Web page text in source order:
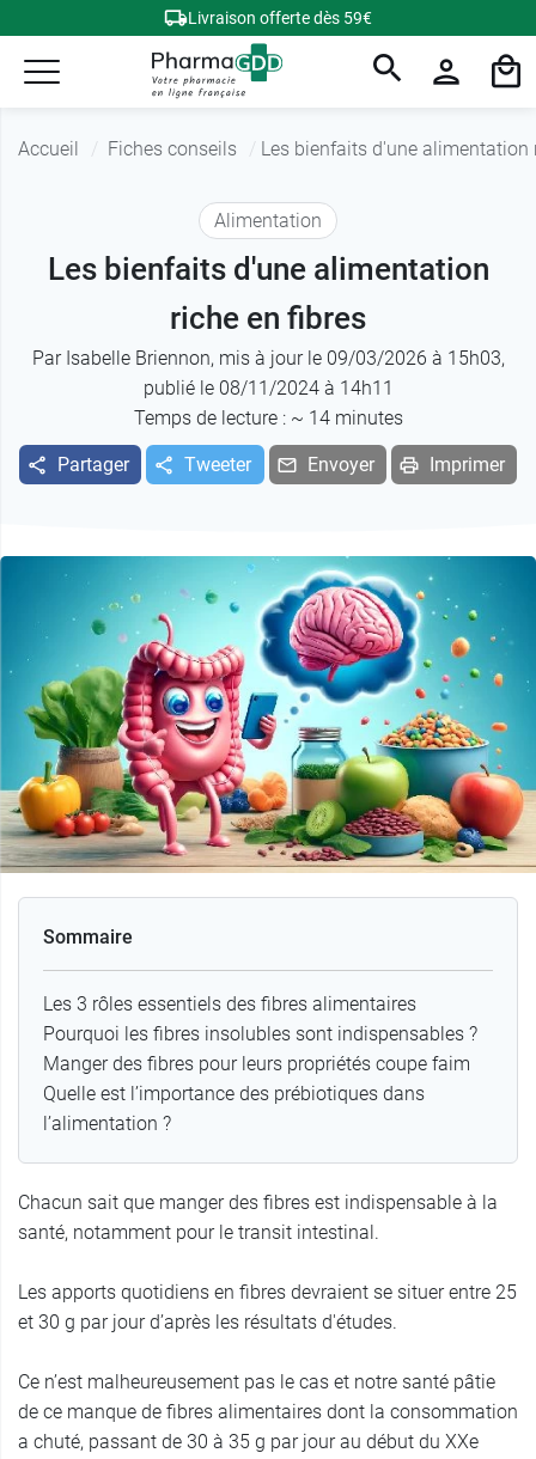
Livraison offerte dès 59€
Accueil Fiches conseils Les bienfaits d'une alimentation
Alimentation
Les bienfaits d'une alimentation
riche en fibres
Par Isabelle Briennon, mis à jour le 09/03/2026 à 15h03,
publié le 08/11/2024 à 14h11
Temps de lecture : ~ 14minutes
Partager Tweeter Envoyer Imprimer
Sommaire
Les 3 rôles essentiels des fibres alimentaires
Pourquoi les fibres insolubles sont indispensables ?
Manger des fibres pour leurs propriétés coupe faim
Quelle est l’importance des prébiotiques dans
l’alimentation ?
Chacun sait que manger des fibres est indispensable à la
santé, notamment pour le transit intestinal.
Les apports quotidiens en fibres devraient se situer entre 25
et 30 g par jour d’après les résultats d'études.
Ce n’est malheureusement pas le cas et notre santé pâtie
de ce manque de fibres alimentaires dont la consommation
a chuté, passant de 30 à 35 g par jour au début du XXe